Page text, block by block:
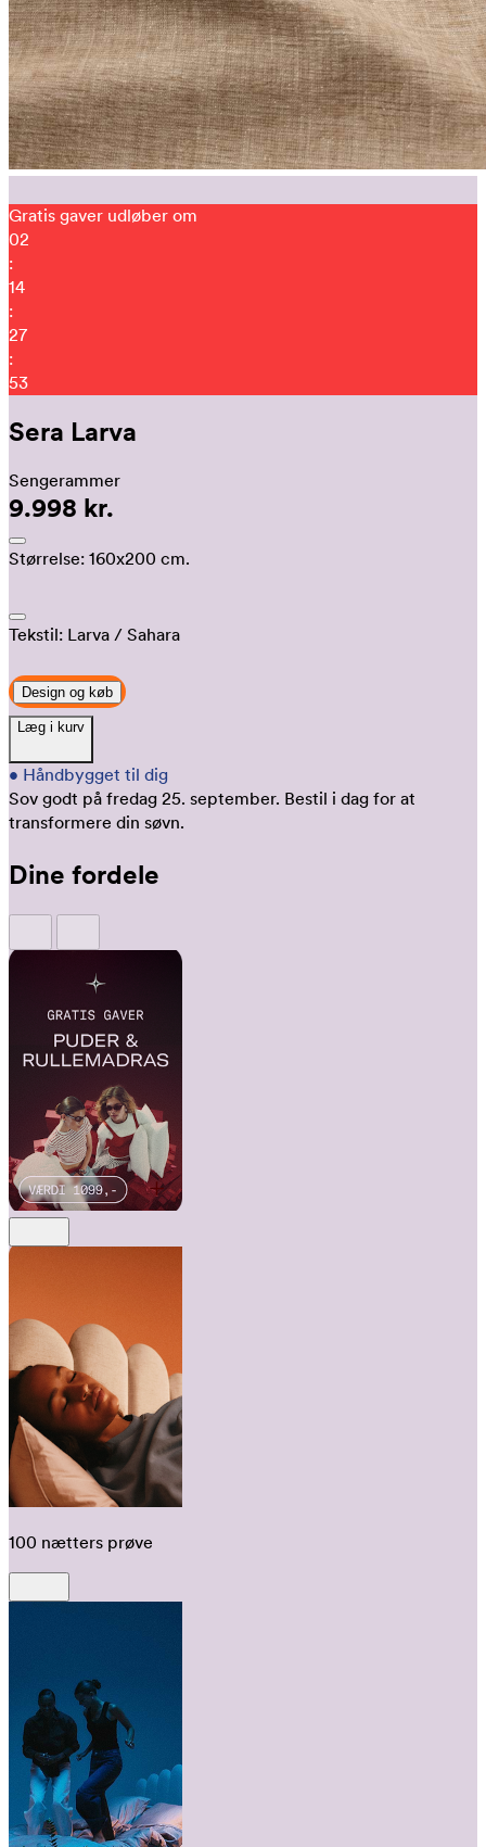
Gratis gaver udløber om
02
:
14
:
27
:
43
Sera Larva
Sengerammer
9.998 kr.
Størrelse: 160x200 cm.
Tekstil: Larva / Sahara
Design og køb
Læg i kurv
• Håndbygget til dig
Sov godt på fredag 25. september. Bestil i dag for at
transformere din søvn.
Dine fordele
100 nætters prøve